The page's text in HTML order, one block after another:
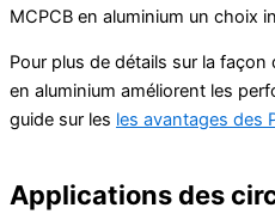
MCPCB en aluminium un choix
Pour plus de détails sur la
en aluminium améliorent les
guide sur les les avantages des
Applications des